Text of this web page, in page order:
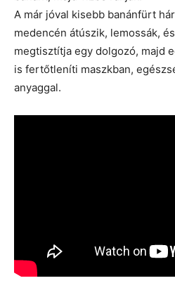
A már jóval kisebb banánfürt
medencén átúszik, lemossák,
megtisztítja egy dolgozó, majd
is fertőtleníti maszkban,
anyaggal.